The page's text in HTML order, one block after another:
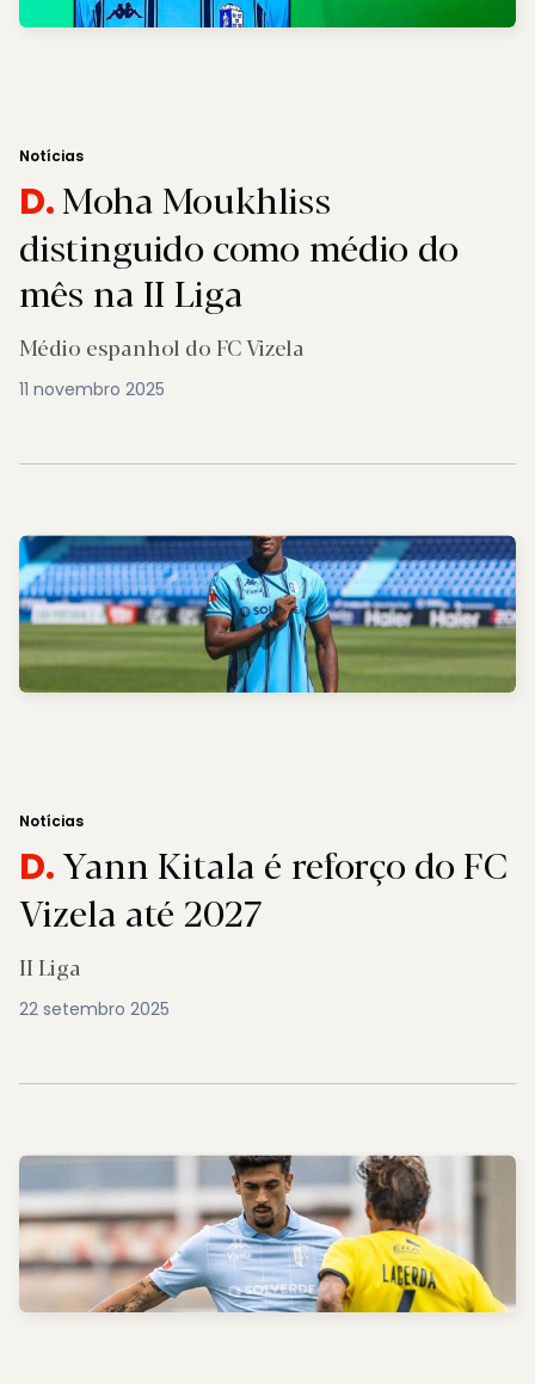
Notícias
D.Moha Moukhliss
distinguido como médio do
mês na II Liga
Médio espanhol do FC Vizela
11 novembro 2025
Notícias
D.Yann Kitala é reforço do FC
Vizela até 2027
II Liga
22 setembro 2025